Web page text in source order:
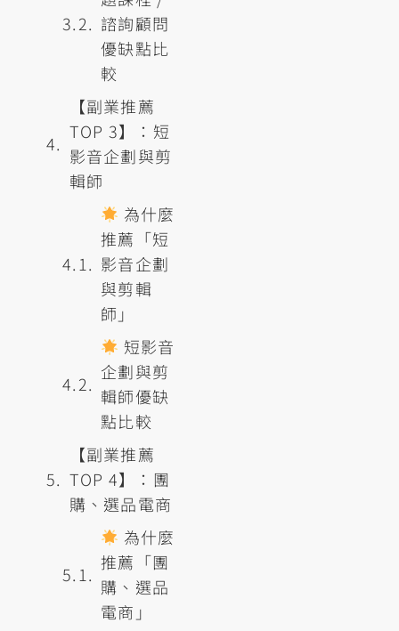
諮詢顧問
優缺點比
較
【副業推薦
TOP 3】：短
影音企劃與剪
輯師
為什麼
推薦「短
影音企劃
與剪輯
師」
短影音
企劃與剪
輯師優缺
點比較
【副業推薦
TOP 4】：團
購、選品電商
為什麼
推薦「團
購、選品
電商」